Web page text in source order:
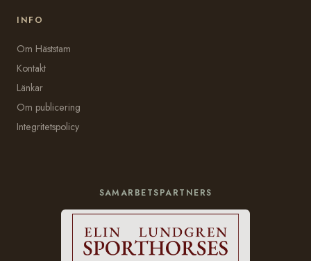
INFO
Om Häststam
Kontakt
Länkar
Om publicering
Integritetspolicy
SAMARBETSPARTNERS